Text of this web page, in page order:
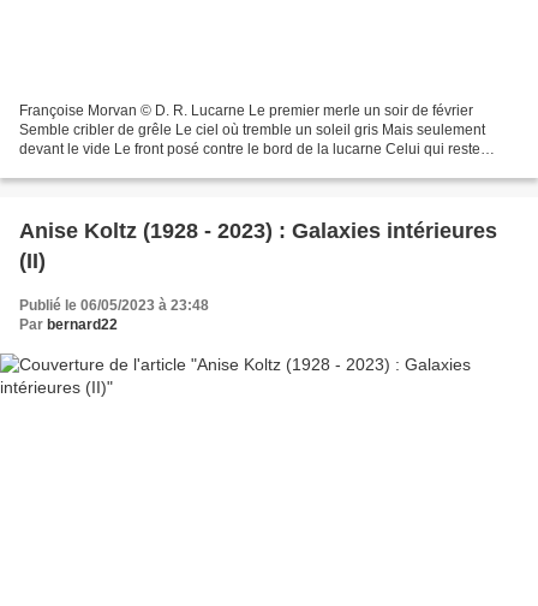
Françoise Morvan © D. R. Lucarne Le premier merle un soir de février
Semble cribler de grêle Le ciel où tremble un soleil gris Mais seulement
devant le vide Le front posé contre le bord de la lucarne Celui qui reste
Anise Koltz (1928 - 2023) : Galaxies intérieures
(II)
Publié le 06/05/2023 à 23:48
Par bernard22